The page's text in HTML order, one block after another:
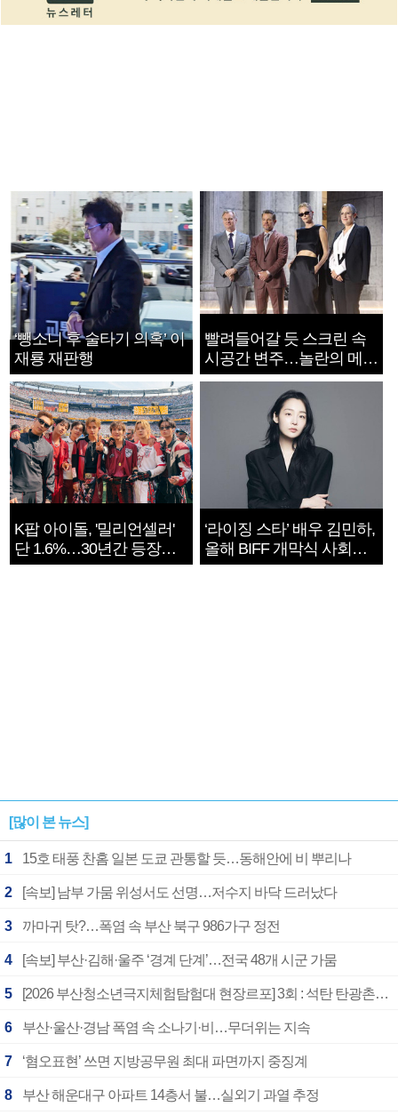
‘뺑소니 후 술타기 의혹’ 이
재룡 재판행
빨려들어갈 듯 스크린 속
시공간 변주…놀란의 메시
지는 ‘전쟁 속죄’
K팝 아이돌, '밀리언셀러'
단 1.6%…30년간 등장
1182개팀 전수조사
‘라이징 스타’ 배우 김민하,
올해 BIFF 개막식 사회자
확정
[많이 본 뉴스]
1 15호 태풍 찬홈 일본 도쿄 관통할 듯…동해안에 비 뿌리나
2 [속보] 남부 가뭄 위성서도 선명…저수지 바닥 드러났다
3 까마귀 탓?…폭염 속 부산 북구 986가구 정전
4 [속보] 부산·김해·울주 ‘경계 단계’…전국 48개 시군 가뭄
5 [2026 부산청소년극지체험탐험대 현장르포] 3회 : 석탄 탄광촌에서 북극 연구의 중심지로
6 부산·울산·경남 폭염 속 소나기·비…무더위는 지속
7 ‘혐오표현’ 쓰면 지방공무원 최대 파면까지 중징계
8 부산 해운대구 아파트 14층서 불…실외기 과열 추정